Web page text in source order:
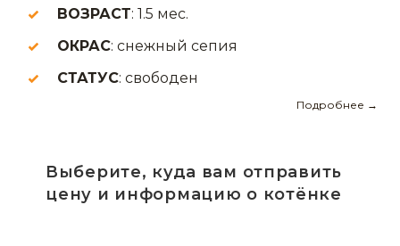
ВОЗРАСТ: 1.5 мес.
ОКРАС: снежный сепия
СТАТУС: свободен
Подробнее →
Выберите, куда вам отправить
цену и информацию о котёнке